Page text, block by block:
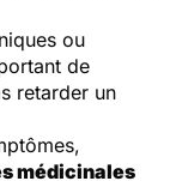
ou
de
retarder un
médicinales